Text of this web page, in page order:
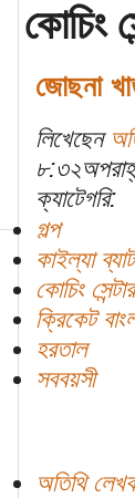
কোচিং
জোছনা
লিখেছেন
ক্যাটেগরি:
গল্প
কাইল্যা
কোচিং সেন্টার
ক্রিকেট
হরতাল
সববয়সী
অতিথি